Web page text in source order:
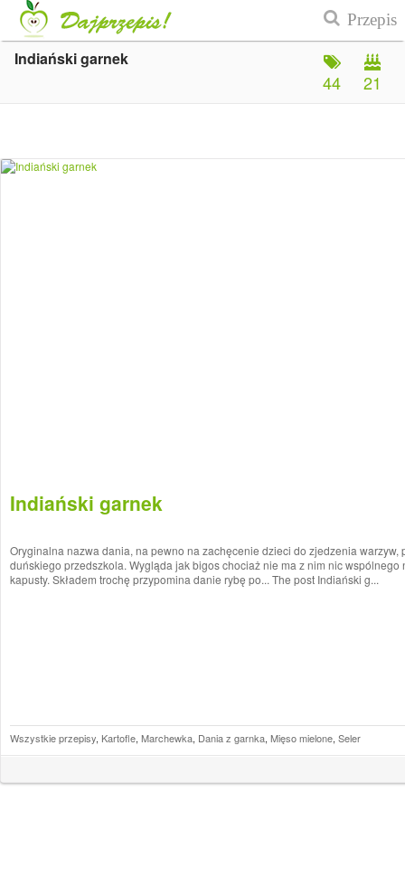
Indiański garnek
21
44
Indiański garnek
Oryginalna nazwa dania, na pewno na zachęcenie dzieci do zjedzenia warzyw,
duńskiego przedszkola. Wygląda jak bigos chociaż nie ma z nim nic wspólnego
kapusty. Składem trochę przypomina danie rybę po... The post Indiański g...
Wszystkie przepisy, Kartofle, Marchewka, Dania z garnka, Mięso mielone, Seler